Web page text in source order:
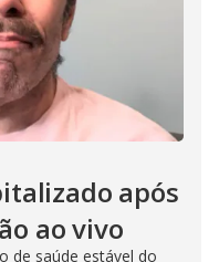
após
ao vivo
de saúde estável do